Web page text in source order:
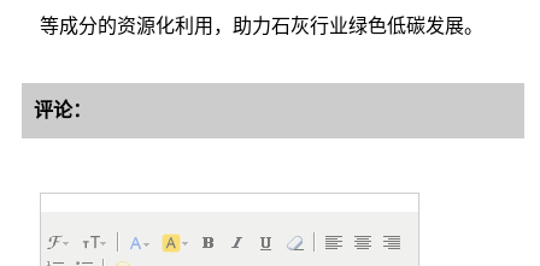
等成分的资源化利用，助力石灰行业绿色低碳发展。
评论：